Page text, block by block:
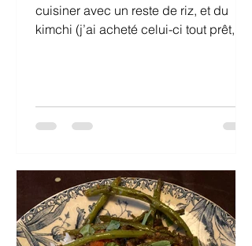
cuisiner avec un reste de riz, et du
kimchi (j’ai acheté celui-ci tout prêt, en
même!) C’est savoureux, épicé, et
tellement vite préparé, en 10 minutes
environ 100g de riz cru), 2 échalotes, 1
c.à café de racine de gingembre, 1
œuf, 1 c.à soupe de sauce soja,
poivre.